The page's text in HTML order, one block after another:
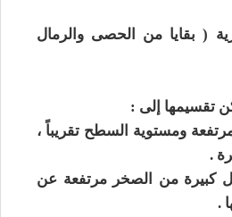
( بقايا من الحصى والرمال
ومستوية السطح تقريباً ،
.
كبيرة من الصخر مرتفعة عن
.